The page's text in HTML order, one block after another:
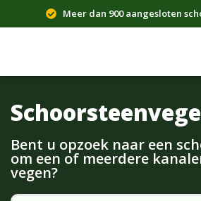
Meer dan 900 aangesloten
Bent u opzoek naar een
om een of meerdere
vegen?